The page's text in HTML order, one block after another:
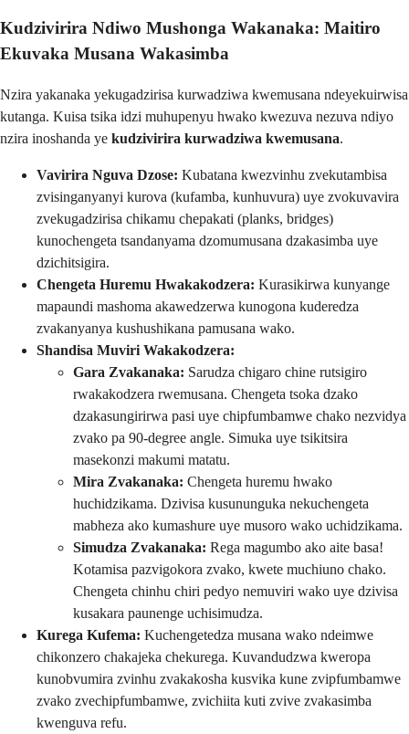
Kudzivirira Ndiwo Mushonga Wakanaka: Maitiro
Ekuvaka Musana Wakasimba
Nzira yakanaka yekugadzirisa kurwadziwa kwemusana ndeyekuirwisa
kutanga. Kuisa tsika idzi muhupenyu hwako kwezuva nezuva ndiyo
nzira inoshanda ye kudzivirira kurwadziwa kwemusana.
Vavirira Nguva Dzose: Kubatana kwezvinhu zvekutambisa
zvisinganyanyi kurova (kufamba, kunhuvura) uye zvokuvavira
zvekugadzirisa chikamu chepakati (planks, bridges)
kunochengeta tsandanyama dzomumusana dzakasimba uye
dzichitsigira.
Chengeta Huremu Hwakakodzera: Kurasikirwa kunyange
mapaundi mashoma akawedzerwa kunogona kuderedza
zvakanyanya kushushikana pamusana wako.
Shandisa Muviri Wakakodzera:
Gara Zvakanaka: Sarudza chigaro chine rutsigiro
rwakakodzera rwemusana. Chengeta tsoka dzako
dzakasungirirwa pasi uye chipfumbamwe chako nezvidya
zvako pa 90-degree angle. Simuka uye tsikitsira
masekonzi makumi matatu.
Mira Zvakanaka: Chengeta huremu hwako
huchidzikama. Dzivisa kusununguka nekuchengeta
mabheza ako kumashure uye musoro wako uchidzikama.
Simudza Zvakanaka: Rega magumbo ako aite basa!
Kotamisa pazvigokora zvako, kwete muchiuno chako.
Chengeta chinhu chiri pedyo nemuviri wako uye dzivisa
kusakara paunenge uchisimudza.
Kurega Kufema: Kuchengetedza musana wako ndeimwe
chikonzero chakajeka chekurega. Kuvandudzwa kweropa
kunobvumira zvinhu zvakakosha kusvika kune zvipfumbamwe
zvako zvechipfumbamwe, zvichiita kuti zvive zvakasimba
kwenguva refu.